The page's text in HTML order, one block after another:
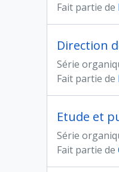
Fait partie de
Direction
Série
Fait partie de
Etude et
Série
Fait partie de